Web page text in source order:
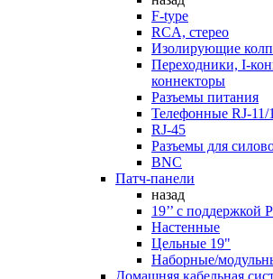
F-type
RCA, стерео
Изолирующие
Переходники, I-
коннекторы
Разъемы питания
Телефонные RJ-11/
RJ-45
Разъемы для
BNC
Патч-панели
назад
19’’ с поддержкой
Настенные
Цельные 19"
Наборные/
Домашняя кабельная